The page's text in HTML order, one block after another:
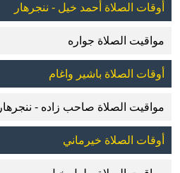
أوقات الصلاة أحمد خيل - ننجرهار
مواقيت الصلاة جواره
أوقات الصلاة باشير واغام
مواقيت الصلاة صاحب زاده - ننجرهار
أوقات الصلاة خيرماني